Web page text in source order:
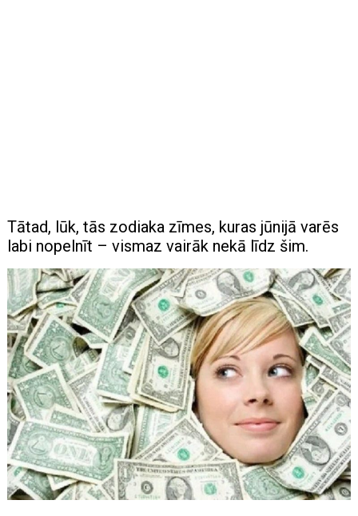
Tātad, lūk, tās zodiaka zīmes, kuras jūnijā varēs
labi nopelnīt – vismaz vairāk nekā līdz šim.